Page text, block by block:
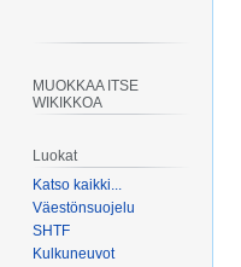
MUOKKAA ITSE
WIKIKKOA
Luokat
Katso kaikki...
Väestönsuojelu
SHTF
Kulkuneuvot